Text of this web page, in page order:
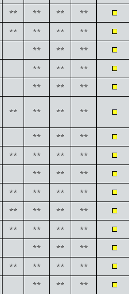
** ** **
**
** ** **
**
** **
**
** **
**
** ** **
** ** ** **
** **
**
** ** **
**
** **
**
** ** **
**
** ** **
**
** ** **
**
** **
**
** ** **
**
** ** **